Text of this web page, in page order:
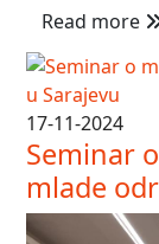
Read more
17-11-2024
Seminar
mlade